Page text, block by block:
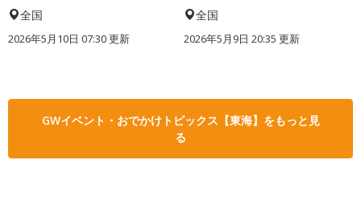
全国
2026年5月10日 07:30 更新
全国
2026年5月9日 20:35 更新
GWイベント・おでかけトピックス【東海】をもっと見
る